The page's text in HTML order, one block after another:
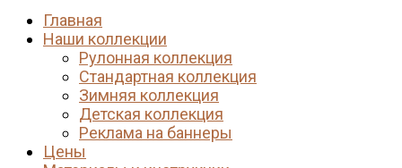
Главная
Наши коллекции
Рулонная коллекция
Стандартная коллекция
Зимняя коллекция
Детская коллекция
Реклама на баннеры
Цены